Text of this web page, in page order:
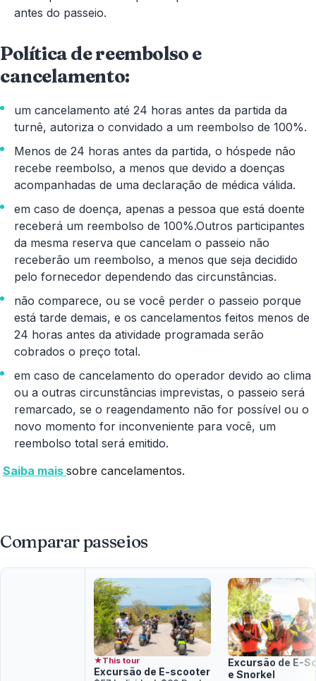
antes do passeio.
Política de reembolso e
cancelamento:
um cancelamento até 24 horas antes da partida da
turnê, autoriza o convidado a um reembolso de 100%.
Menos de 24 horas antes da partida, o hóspede não
recebe reembolso, a menos que devido a doenças
acompanhadas de uma declaração de médica válida.
em caso de doença, apenas a pessoa que está doente
receberá um reembolso de 100%.Outros participantes
da mesma reserva que cancelam o passeio não
receberão um reembolso, a menos que seja decidido
pelo fornecedor dependendo das circunstâncias.
não comparece, ou se você perder o passeio porque
está tarde demais, e os cancelamentos feitos menos de
24 horas antes da atividade programada serão
cobrados o preço total.
em caso de cancelamento do operador devido ao clima
ou a outras circunstâncias imprevistas, o passeio será
remarcado, se o reagendamento não for possível ou o
novo momento for inconveniente para você, um
reembolso total será emitido.
Saiba mais sobre cancelamentos.
Comparar passeios
★This tour
Excursão de E-scooter
Excursão de E-
e Snorkel